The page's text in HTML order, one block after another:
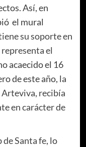
Así, en
el mural
su soporte en
el
acaecido el 16
de este año, la
Arteviva, recibía
en carácter de
de Santa fe, lo